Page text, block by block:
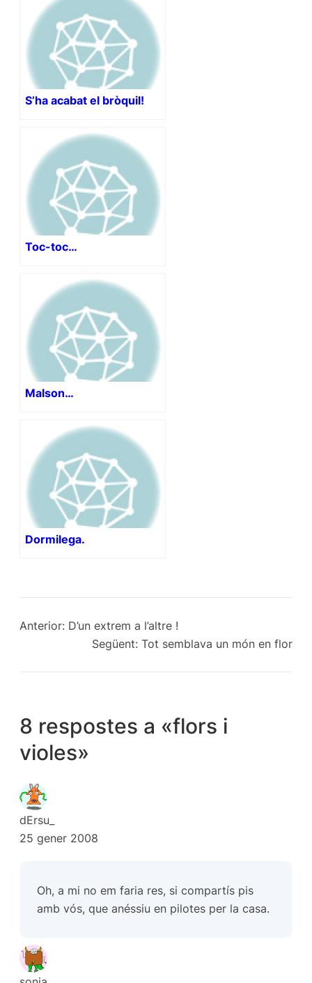
S’ha acabat el bròquil!
Toc-toc…
Malson…
Dormilega.
Anterior: D’un extrem a l’altre !
Següent: Tot semblava un món en flor
8 respostes a «flors i
violes»
dErsu_
25 gener 2008
Oh, a mi no em faria res, si compartís pis
amb vós, que anéssiu en pilotes per la casa.